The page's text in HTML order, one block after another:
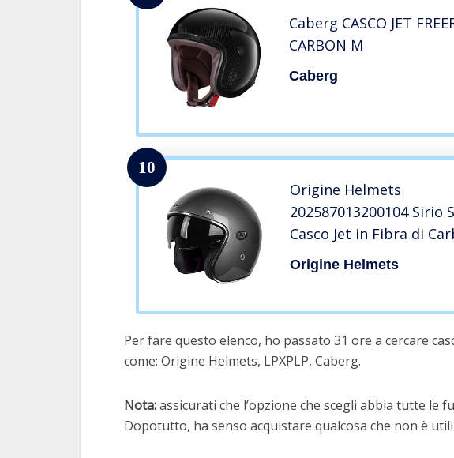
Caberg CASCO JET
CARBON M
Caberg
10
Origine Helmets
202587013200104 Sirio
Casco Jet in Fibra di
Titanio, M
Origine Helmets
Per fare questo elenco, ho passato 31 ore a cercare
come: Origine Helmets, LPXPLP, Caberg.
Nota:assicurati che l’opzione che scegli abbia tutte le
Dopotutto, ha senso acquistare qualcosa che non è